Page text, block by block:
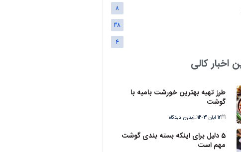
8
38
4
اخبار کالی
طرز تهیه بهترین خورشت بامیه با
گوشت
12 آبان 1403 بدون دیدگاه
5 دلیل برای اینکه بسته بندی گوشت
مهم است